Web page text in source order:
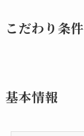
こだわり条件
基本情報